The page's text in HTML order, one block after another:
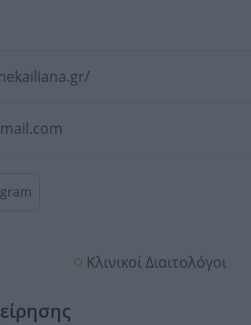
Κλινικοί Διαιτολόγοι